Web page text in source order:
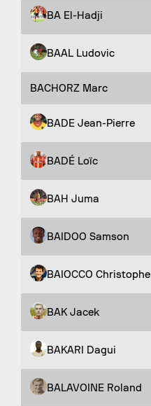
BA El-Hadji
BAAL Ludovic
BACHORZ Marc
BADE Jean-Pierre
BADÉ Loïc
BAH Juma
BAIDOO Samson
BAIOCCO Christophe
BAK Jacek
BAKARI Dagui
BALAVOINE Roland